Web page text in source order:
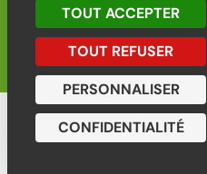
TOUT ACCEPTER
TOUT REFUSER
PERSONNALISER
CONFIDENTIALITÉ
Plan du site
| RéalisationAgence Subotaï